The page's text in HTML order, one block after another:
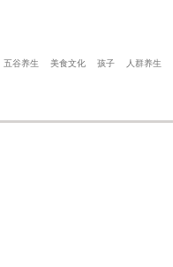
五谷养生 美食文化 孩子
人群养生